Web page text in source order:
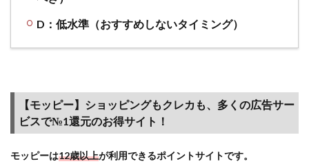
目玉
広告
つか
2
家電量
販店チ
「コジ
D：低水準（おすすめしないタイミング）
【モッピー】ショッピングもクレカも、多くの広告サー
ビスで№1還元のお得サイト！
モッピーは12歳以上が利用できるポイントサイトです。